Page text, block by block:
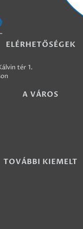
ELÉRHETŐSÉGEK
tér 1.
A VÁROS
TOVÁBBI KIEMELT